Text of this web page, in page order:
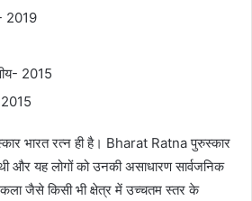
2019
2015
2015
भारत रत्न ही है। Bharat Ratna पुरुस्कार
और यह लोगों को उनकी असाधारण सार्वजनिक
कला जैसे किसी भी क्षेत्र में उच्चतम स्तर के